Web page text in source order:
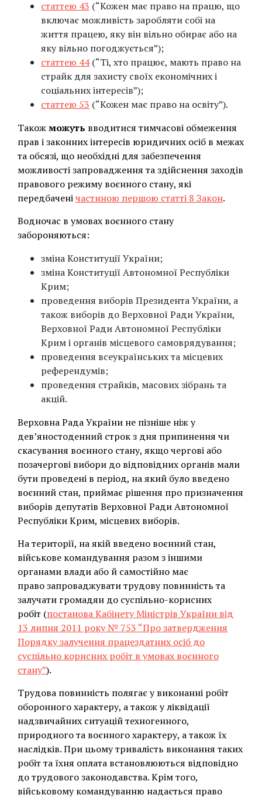
статтею 43 (“Кожен має право на працю, що
включає можливість заробляти собі на
життя працею, яку він вільно обирає або на
яку вільно погоджується”);
статтею 44(“Ті, хто працює, мають право на
страйк для захисту своїх економічних і
соціальних інтересів”);
статтею 53 (“Кожен має право на освіту”).
Такожможуть вводитися тимчасові обмеження
прав і законних інтересів юридичних осіб в межах
та обсязі, що необхідні для забезпечення
можливості запровадження та здійснення заходів
правового режиму воєнного стану, які
передбаченічастиною першою статті 8 Закон.
Водночас в умовах воєнного стану
забороняються:
зміна Конституції України;
зміна Конституції Автономної Республіки
Крим;
проведення виборів Президента України, а
також виборів до Верховної Ради України,
Верховної Ради Автономної Республіки
Крим і органів місцевого самоврядування;
проведення всеукраїнських та місцевих
референдумів;
проведення страйків, масових зібрань та
акцій.
Верховна Рада України не пізніше ніж у
дев’яностоденний строк з дня припинення чи
скасування воєнного стану, якщо чергові або
позачергові вибори до відповідних органів мали
бути проведені в період, на який було введено
воєнний стан, приймає рішення про призначення
виборів депутатів Верховної Ради Автономної
Республіки Крим, місцевих виборів.
На території, на якій введено воєнний стан,
військове командування разом з іншими
органами влади або й самостійно має
право запроваджувати трудову повинність та
залучати громадян до суспільно-корисних
робіт (постанова Кабінету Міністрів України від
13 липня 2011 року № 753 “Про затвердження
Порядку залучення працездатних осіб до
суспільно корисних робіт в умовах воєнного
стану”).
Трудова повинність полягає у виконанні робіт
оборонного характеру, а також у ліквідації
надзвичайних ситуацій техногенного,
природного та воєнного характеру, а також їх
наслідків. При цьому тривалість виконання таких
робіт та їхня оплата встановлюються відповідно
до трудового законодавства. Крім того,
військовому командуванню надається право